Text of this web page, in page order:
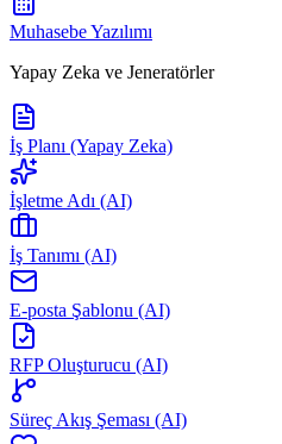
Muhasebe Yazılımı
Yapay Zeka ve Jeneratörler
İş Planı (Yapay Zeka)
İşletme Adı (AI)
İş Tanımı (AI)
E-posta Şablonu (AI)
RFP Oluşturucu (AI)
Süreç Akış Şeması (AI)